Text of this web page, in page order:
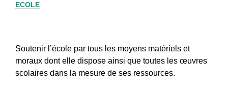
ECOLE
Soutenir l’école par tous les moyens matériels et
moraux dont elle dispose ainsi que toutes les œuvres
scolaires dans la mesure de ses ressources.